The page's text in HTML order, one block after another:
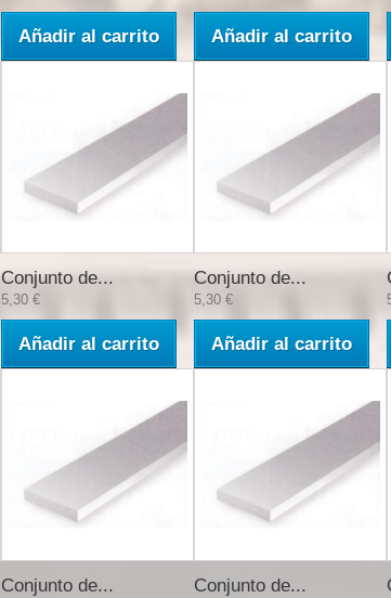
Añadir al carrito Añadir al carrito
Conjunto de...
5,30 €
Añadir al carrito
Conjunto de...
5,30 €
Añadir al carrito
Conjunto de... Conjunto de...